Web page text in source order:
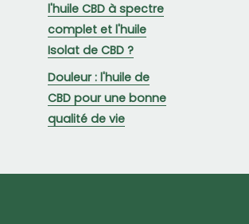
l'huile CBD à spectre
complet et l'huile
Isolat de CBD ?
Douleur : l'huile de
CBD pour une bonne
qualité de vie